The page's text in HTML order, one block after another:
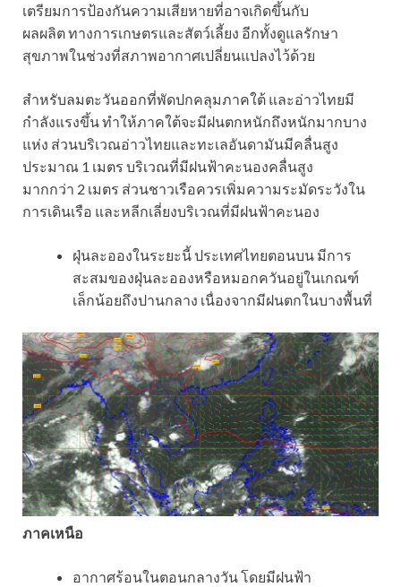
เตรียมการป้องกันความเสียหายที่อาจเกิดขึ้นกับ
ผลผลิต ทางการเกษตรและสัตว์เลี้ยง อีกทั้งดูแลรักษา
สุขภาพในช่วงที่สภาพอากาศเปลี่ยนแปลงไว้ด้วย
สำหรับลมตะวันออกที่พัดปกคลุมภาคใต้ และอ่าวไทยมี
กำลังแรงขึ้น ทำให้ภาคใต้จะมีฝนตกหนักถึงหนักมากบาง
แห่ง ส่วนบริเวณอ่าวไทยและทะเลอันดามันมีคลื่นสูง
ประมาณ 1 เมตร บริเวณที่มีฝนฟ้าคะนองคลื่นสูง
มากกว่า 2 เมตร ส่วนชาวเรือควรเพิ่มความระมัดระวังใน
การเดินเรือ และหลีกเลี่ยงบริเวณที่มีฝนฟ้าคะนอง
ฝุ่นละอองในระยะนี้ ประเทศไทยตอนบน มีการ
สะสมของฝุ่นละอองหรือหมอกควันอยู่ในเกณฑ์
เล็กน้อยถึงปานกลาง เนื่องจากมีฝนตกในบางพื้นที่
ภาคเหนือ
อากาศร้อนในตอนกลางวัน โดยมีฝนฟ้า